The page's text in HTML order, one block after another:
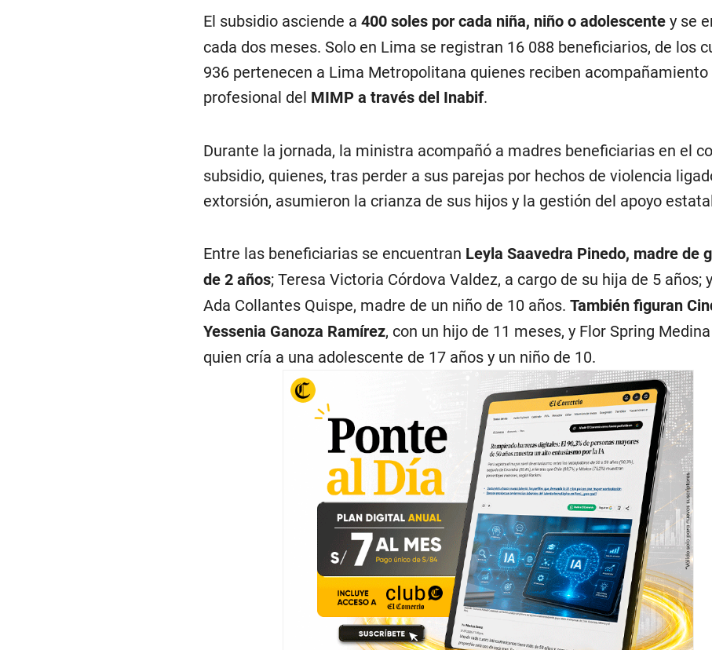
El subsidio asciende a 400 soles por cada niña, niño o adolescentey se
cada dos meses. Solo en Lima se registran 16 088 beneficiarios, de los
936 pertenecen a Lima Metropolitana quienes reciben acompañamiento
profesional del MIMP a través del Inabif.
Durante la jornada, la ministra acompañó a madres beneficiarias en el
subsidio, quienes, tras perder a sus parejas por hechos de violencia
extorsión, asumieron la crianza de sus hijos y la gestión del apoyo
Entre las beneficiarias se encuentran Leyla Saavedra Pinedo, madre de
de 2 años; Teresa Victoria Córdova Valdez, a cargo de su hija de 5 años;
Ada Collantes Quispe, madre de un niño de 10 años. También figuran
Yessenia Ganoza Ramírez, con un hijo de 11 meses, y Flor Spring
quien cría a una adolescente de 17 años y un niño de 10.